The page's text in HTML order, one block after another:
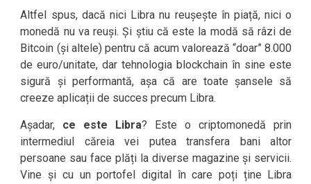
Altfel spus, dacă nici Libra nu reușește în piață, nici o
monedă nu va reuși. Și știu că este la modă să râzi de
Bitcoin (și altele) pentru că acum valorează “doar” 8.000
de euro/unitate, dar tehnologia blockchain în sine este
sigură și performantă, așa că are toate șansele să
creeze aplicații de succes precum Libra.
Așadar, ce este Libra? Este o criptomonedă prin
intermediul căreia vei putea transfera bani altor
persoane sau face plăți la diverse magazine și servicii.
Vine și cu un portofel digital în care poți ține Libra